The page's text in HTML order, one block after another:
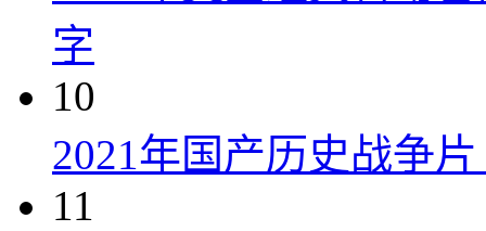
字
10
2021年国产历史战争
11